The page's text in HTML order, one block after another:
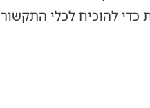
להוכיח לכלי